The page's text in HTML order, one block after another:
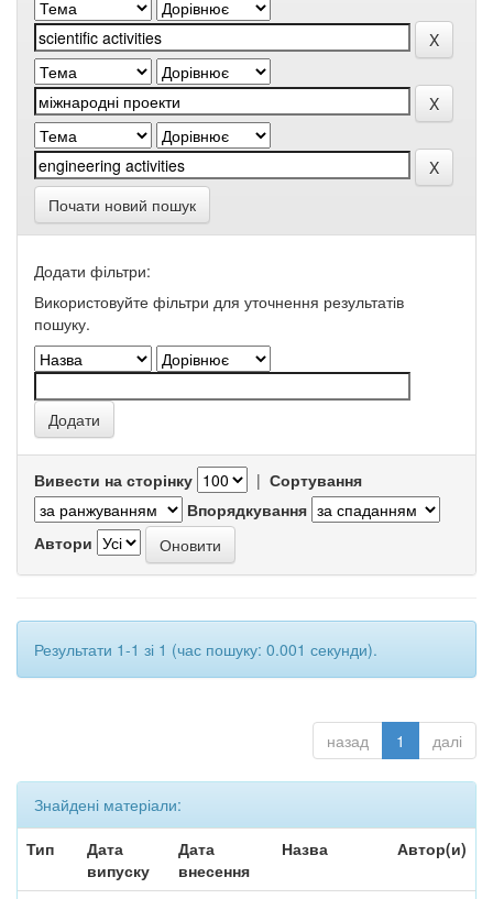
Почати новий пошук
Додати фільтри:
Використовуйте фільтри для уточнення результатів
пошуку.
Вивести на сторінку | Сортування
Впорядкування
Автори
Результати 1-1 зі 1 (час пошуку: 0.001 секунди).
назад 1 далі
Знайдені матеріали:
Тип
Дата
випуску
Дата
внесення
Назва Автор(и)